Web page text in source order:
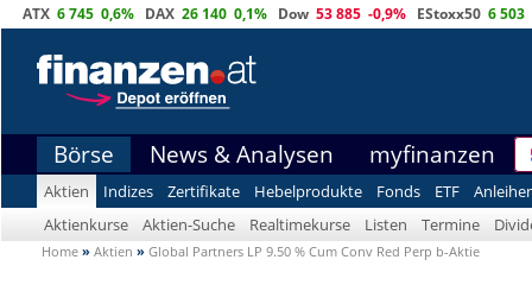
ATX 6 745 0,6% DAX 26 140 0,1% Dow 53 885 -0,9% EStoxx50 6 503
Börse News & Analysen myfinanzen
Aktien Indizes Zertifikate Hebelprodukte Fonds ETF
Aktienkurse
Aktien-Suche Realtimekurse Listen Termine
Home » Aktien » Global Partners LP 9.50 % Cum Conv Red Perp b-Aktie